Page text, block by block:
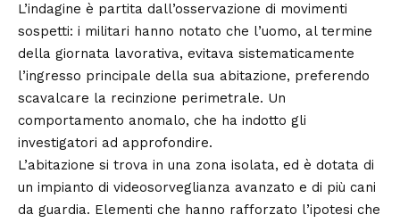
L’indagine è partita dall’osservazione di movimenti
sospetti: i militari hanno notato che l’uomo, al termine
della giornata lavorativa, evitava sistematicamente
l’ingresso principale della sua abitazione, preferendo
scavalcare la recinzione perimetrale. Un
comportamento anomalo, che ha indotto gli
investigatori ad approfondire.
L’abitazione si trova in una zona isolata, ed è dotata di
un impianto di videosorveglianza avanzato e di più cani
da guardia. Elementi che hanno rafforzato l’ipotesi che